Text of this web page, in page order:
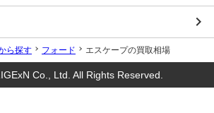
keyboard_arrow_right
ら探す フォード エスケープの買取相場
Co., Ltd. All Rights Reserved.